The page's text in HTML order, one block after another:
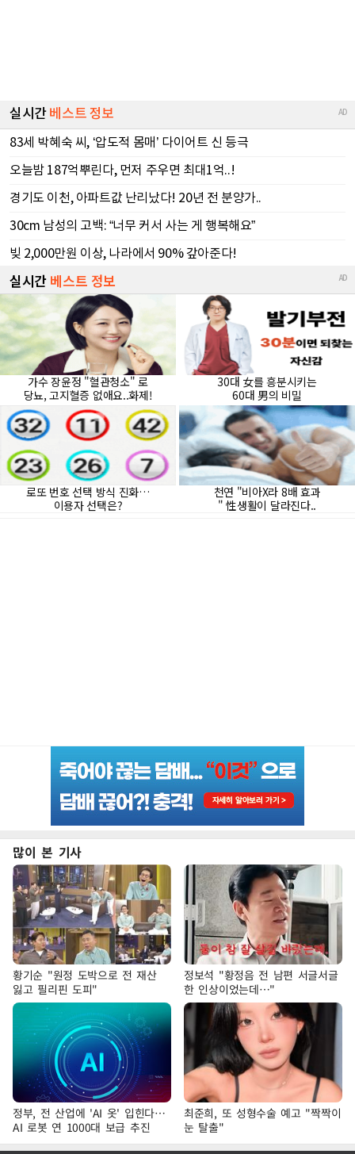
많이 본 기사
황기순 "원정 도박으로 전 재산
잃고 필리핀 도피"
정보석 "황정음 전 남편 서글서글
한 인상이었는데…"
정부, 전 산업에 'AI 옷' 입힌다…
AI 로봇 연 1000대 보급 추진
최준희, 또 성형수술 예고 "짝짝이
눈 탈출"